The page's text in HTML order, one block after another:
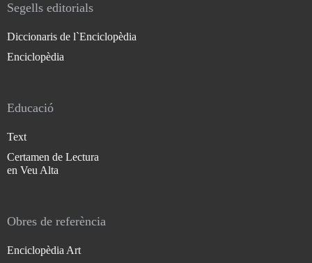
Segells editorials
Diccionaris de l`Enciclopèdia
Enciclopèdia
Educació
Text
Certamen de Lectura
en Veu Alta
Obres de referència
Enciclopèdia Art